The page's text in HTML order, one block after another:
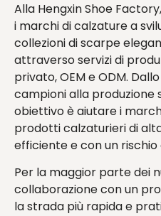
Alla Hengxin Shoe
i marchi di calzature a
collezioni di scarpe
attraverso servizi di
privato, OEM e ODM.
campioni alla produzione
obiettivo è aiutare i
prodotti calzaturieri di
efficiente e con un
Per la maggior parte dei
collaborazione con un
la strada più rapida e